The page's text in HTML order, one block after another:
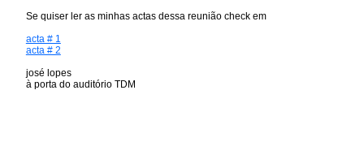
Se quiser ler as minhas actas dessa reunião check em
acta # 1
acta # 2
josé lopes
à porta do auditório TDM